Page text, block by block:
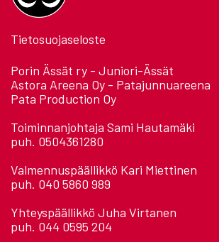
Tietosuojaseloste
Porin Ässät ry - Juniori-Ässät
Astora Areena Oy - Patajunnuareena
Pata Production Oy
Toiminnanjohtaja Sami Hautamäki
puh. 0504361280
Valmennuspäällikkö Kari Miettinen
puh. 040 5860 989
Yhteyspäällikkö Juha Virtanen
puh. 044 0595 204